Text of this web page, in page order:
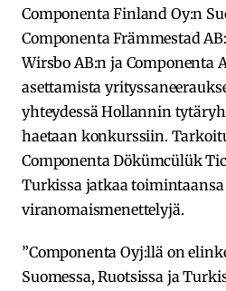
Componenta Finland Oy:n
Componenta Främmestad
Wirsbo AB:n ja Componenta
asettamista
yhteydessä Hollannin
haetaan konkurssiin.
Componenta Dökümcülük
Turkissa jatkaa
viranomaismenettelyjä.
”Componenta Oyj:llä on
Suomessa, Ruotsissa ja